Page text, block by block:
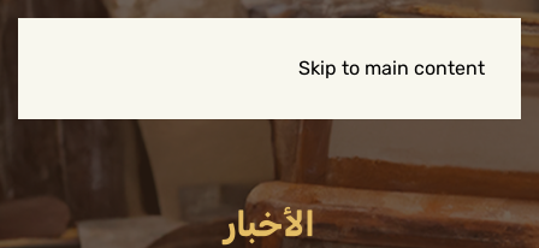
Skip to main content
الأخبار